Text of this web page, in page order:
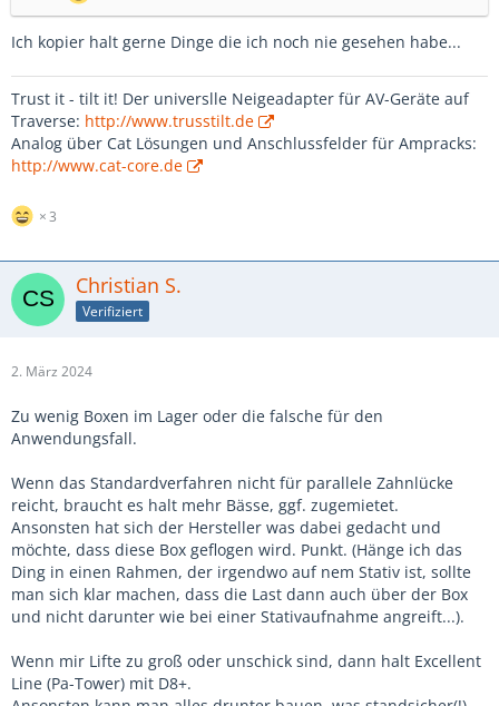
Ich kopier halt gerne Dinge die ich noch nie gesehen habe...
Trust it - tilt it! Der universlle Neigeadapter für AV-Geräte auf
Traverse: http://www.trusstilt.de
Analog über Cat Lösungen und Anschlussfelder für Ampracks:
http://www.cat-core.de
3
Christian S.
Verifiziert
2. März 2024
Zu wenig Boxen im Lager oder die falsche für den
Anwendungsfall.
Wenn das Standardverfahren nicht für parallele Zahnlücke
reicht, braucht es halt mehr Bässe, ggf. zugemietet.
Ansonsten hat sich der Hersteller was dabei gedacht und
möchte, dass diese Box geflogen wird. Punkt. (Hänge ich das
Ding in einen Rahmen, der irgendwo auf nem Stativ ist, sollte
man sich klar machen, dass die Last dann auch über der Box
und nicht darunter wie bei einer Stativaufnahme angreift...).
Wenn mir Lifte zu groß oder unschick sind, dann halt Excellent
Line (Pa-Tower) mit D8+.